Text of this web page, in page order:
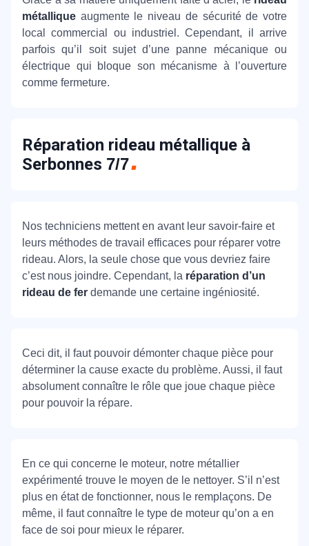
métallique augmente le niveau de sécurité de votre
local commercial ou industriel. Cependant, il arrive
parfois qu’il soit sujet d’une panne mécanique ou
électrique qui bloque son mécanisme à l’ouverture
comme fermeture.
Réparation rideau métallique à
Serbonnes 7/7
Nos techniciens mettent en avant leur savoir-faire et
leurs méthodes de travail efficaces pour réparer votre
rideau. Alors, la seule chose que vous devriez faire
c’est nous joindre. Cependant, la réparation d’un
rideau de fer demande une certaine ingéniosité.
Ceci dit, il faut pouvoir démonter chaque pièce pour
déterminer la cause exacte du problème. Aussi, il faut
absolument connaître le rôle que joue chaque pièce
pour pouvoir la répare.
En ce qui concerne le moteur, notre métallier
expérimenté trouve le moyen de le nettoyer. S’il n’est
plus en état de fonctionner, nous le remplaçons. De
même, il faut connaître le type de moteur qu’on a en
face de soi pour mieux le réparer.